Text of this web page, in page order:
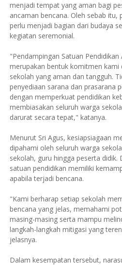
menjadi tempat yang aman bagi
ancaman bencana. Oleh sebab itu,
perlu menjadi bagian dari budaya
kegiatan seremonial.
"Pendampingan Satuan Pendidikan
merupakan bentuk komitmen kami
sekolah yang aman dan tangguh.
penyediaan sarana dan prasarana
dengan memperkuat pendidikan
membiasakan seluruh warga
darurat secara tepat," katanya.
Menurut Sri Agus, kesiapsiagaan
dipahami oleh seluruh warga
sekolah, guru hingga peserta didik.
satuan pendidikan memiliki
apabila terjadi bencana.
"Kami berharap setiap sekolah
bencana yang jelas, memahami
masing-masing serta mampu
langkah-langkah mitigasi yang
jelasnya.
Dalam kesempatan tersebut,